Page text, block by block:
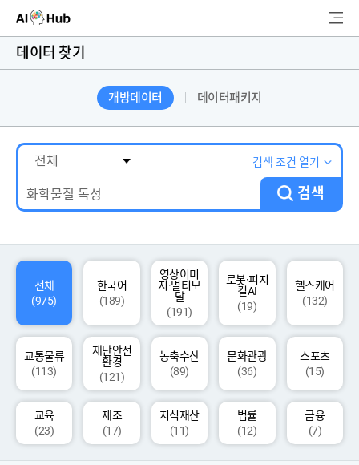
AI-Hub
AI 데이터찾기
AI 허브소개
AI 개발지원
고객지원
색
데이터 찾기
개방데이터 데이터패키지
검색 조건 열기
검색
전체
(975)
한국어
(189)
영상이미
지·멀티모
달
(191)
로봇·피지
컬AI
(19)
헬스케어
(132)
교통물류
(113)
재난안전
환경
(121)
농축수산
(89)
문화관광
(36)
스포츠
(15)
교육
(23)
제조
(17)
지식재산
(11)
법률
(12)
금융
(7)